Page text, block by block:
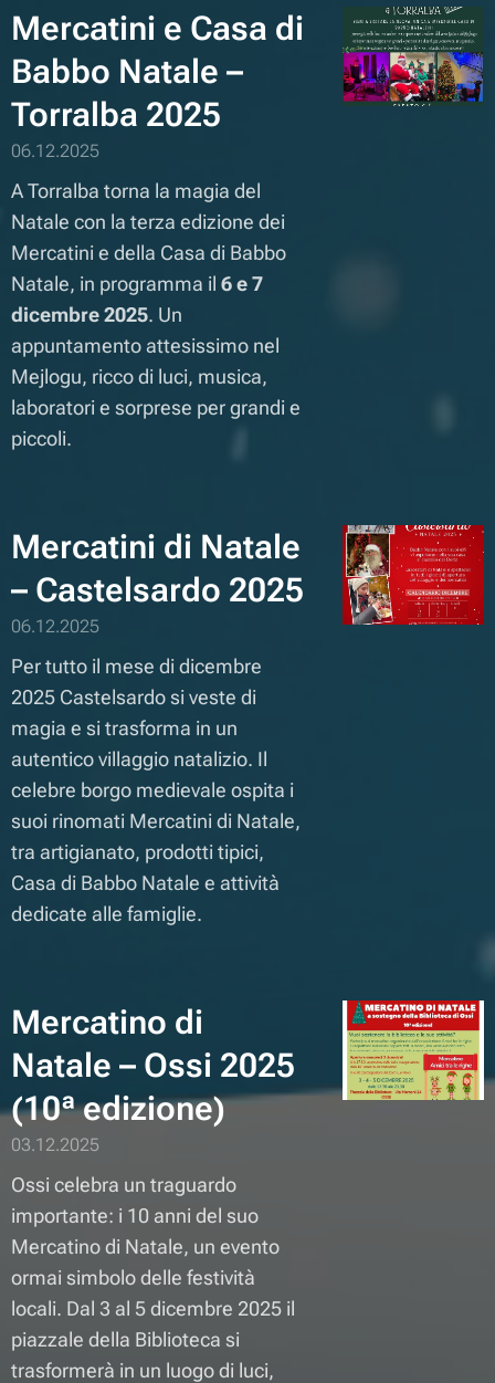
Mercatini e Casa di
Babbo Natale –
Torralba 2025
06.12.2025
A Torralba torna la magia del
Natale con la terza edizione dei
Mercatini e della Casa di Babbo
Natale, in programma il 6 e 7
dicembre 2025. Un
appuntamento attesissimo nel
Mejlogu, ricco di luci, musica,
laboratori e sorprese per grandi e
piccoli.
Mercatini di Natale
– Castelsardo 2025
06.12.2025
Per tutto il mese di dicembre
2025 Castelsardo si veste di
magia e si trasforma in un
autentico villaggio natalizio. Il
celebre borgo medievale ospita i
suoi rinomati Mercatini di Natale,
tra artigianato, prodotti tipici,
Casa di Babbo Natale e attività
dedicate alle famiglie.
Mercatino di
Natale – Ossi 2025
(10ª edizione)
03.12.2025
Ossi celebra un traguardo
importante: i 10 anni del suo
Mercatino di Natale, un evento
ormai simbolo delle festività
locali. Dal 3 al 5 dicembre 2025 il
piazzale della Biblioteca si
trasformerà in un luogo di luci,